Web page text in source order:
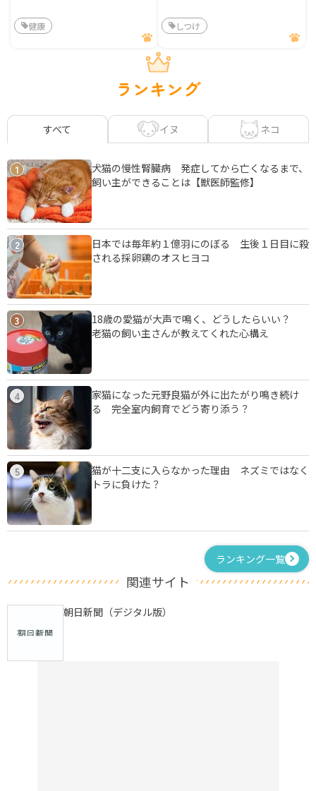
健康 しつけ
ランキング
すべて イヌ ネコ
1
犬猫の慢性腎臓病 発症してから亡くなるまで、
飼い主ができることは【獣医師監修】
2
日本では毎年約１億羽にのぼる 生後１日目に殺
される採卵鶏のオスヒヨコ
3
18歳の愛猫が大声で鳴く、どうしたらいい？
老猫の飼い主さんが教えてくれた心構え
4
家猫になった元野良猫が外に出たがり鳴き続け
る 完全室内飼育でどう寄り添う？
5
猫が十二支に入らなかった理由 ネズミではなく
トラに負けた？
ランキング一覧
関連サイト
朝日新聞（デジタル版）